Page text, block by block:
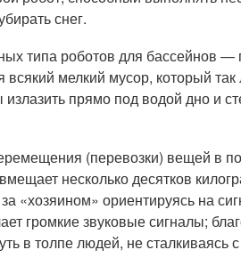
снег.
типа роботов для бассейнов
мелкий мусор, который
прямо под водой дно и
(перевозки) вещей в
несколько десятков
«хозяином» ориентируясь на
громкие звуковые сигналы;
в толпе людей, не сталкиваясь